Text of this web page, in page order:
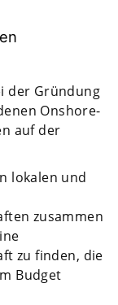
der Gründung
Onshore-
auf der
lokalen und
zusammen
zu finden, die
Budget